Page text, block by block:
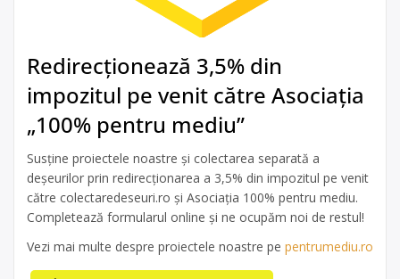
Redirecționează 3,5% din
impozitul pe venit către Asociația
„100% pentru mediu”
Susține proiectele noastre și colectarea separată a
deșeurilor prin redirecționarea a 3,5% din impozitul pe venit
către colectaredeseuri.ro și Asociația 100% pentru mediu.
Completează formularul online și ne ocupăm noi de restul!
Vezi mai multe despre proiectele noastre pe pentrumediu.ro